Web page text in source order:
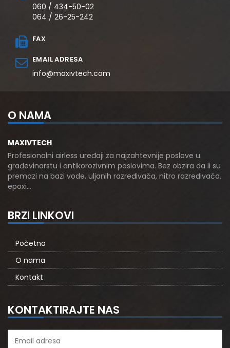
060 / 434-50-02
064 / 26-25-242
FAX
EMAIL ADRESA
info@maxivtech.com
O NAMA
MAXIVTECH
Profesionalni airless uređaji za najzahtevnije poslove u
građevinarstu i antikorozivnim poslovima. Bez obzira da li su
premazi na bazi vode, uljanih razređivača, nitro razređivača,
epoxi…
BRZI LINKOVI
Početna
O nama
Kontakt
KONTAKTIRAJTE NAS